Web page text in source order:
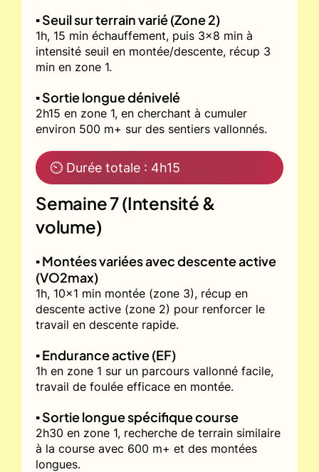
▪️ Seuil sur terrain varié (Zone 2)
1h, 15 min échauffement, puis 3x8 min à
intensité seuil en montée/descente, récup 3
min en zone 1.
▪️ Sortie longue dénivelé
2h15 en zone 1, en cherchant à cumuler
environ 500 m+ sur des sentiers vallonnés.
⏲ Durée totale : 4h15
Semaine 7 (Intensité &
volume)
▪️ Montées variées avec descente active
(VO2max)
1h, 10x1 min montée (zone 3), récup en
descente active (zone 2) pour renforcer le
travail en descente rapide.
▪️ Endurance active (EF)
1h en zone 1 sur un parcours vallonné facile,
travail de foulée efficace en montée.
▪️ Sortie longue spécifique course
2h30 en zone 1, recherche de terrain similaire
à la course avec 600 m+ et des montées
longues.